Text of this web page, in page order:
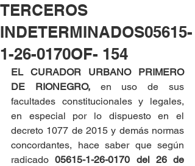
TERCEROS
INDETERMINADOS05615-
1-26-0170OF- 154
EL CURADOR URBANO PRIMERO
DE RIONEGRO, en uso de sus
facultades constitucionales y legales,
en especial por lo dispuesto en el
decreto 1077 de 2015 y demás normas
concordantes, hace saber que según
radicado 05615-1-26-0170 del 26 de